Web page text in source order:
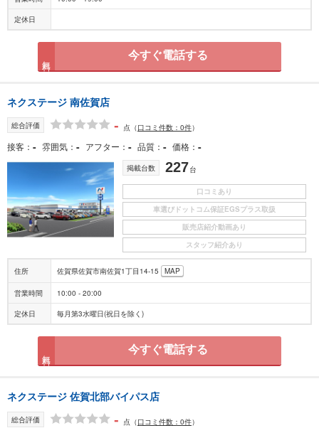
定休日
今すぐ電話する
ネクステージ 南佐賀店
総合評価 - 点 （口コミ件数：0件）
接客 - 雰囲気 - アフター - 品質 - 価格 -
掲載台数 227台
口コミあり
車選びドットコム保証EGSプラス取扱
販売店紹介動画あり
スタッフ紹介あり
住所 佐賀県佐賀市南佐賀1丁目14-15 MAP
営業時間 10:00 - 20:00
定休日 毎月第3水曜日(祝日を除く)
今すぐ電話する
ネクステージ 佐賀北部バイパス店
総合評価 - 点 （口コミ件数：0件）